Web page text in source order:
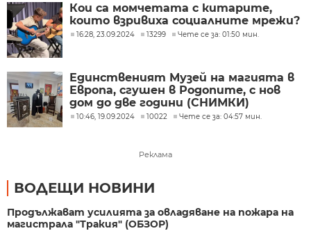
Кои са момчетата с китарите,
които взривиха социалните мрежи?
16:28, 23.09.2024 13299 Чете се за: 01:50 мин.
Единственият Музей на магията в
Европа, сгушен в Родопите, с нов
дом до две години (СНИМКИ)
10:46, 19.09.2024 10022 Чете се за: 04:57 мин.
Реклама
ВОДЕЩИ НОВИНИ
Продължават усилията за овладяване на пожара на
магистрала "Тракия" (ОБЗОР)